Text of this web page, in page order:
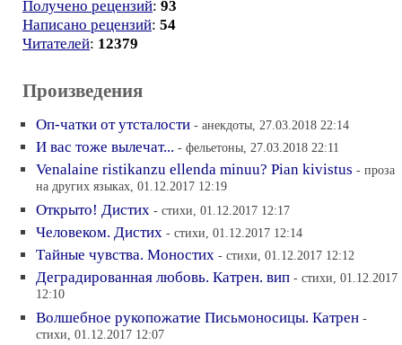
Получено рецензий: 93
Написано рецензий: 54
Читателей: 12379
Произведения
Оп-чатки от утсталости - анекдоты, 27.03.2018 22:14
И вас тоже вылечат... - фельетоны, 27.03.2018 22:11
Venalaine ristikanzu ellenda minuu? Pian kivistus - проза
на других языках, 01.12.2017 12:19
Открыто! Дистих - стихи, 01.12.2017 12:17
Человеком. Дистих - стихи, 01.12.2017 12:14
Тайные чувства. Моностих - стихи, 01.12.2017 12:12
Деградированная любовь. Катрен. вип - стихи, 01.12.2017
12:10
Волшебное рукопожатие Письмоносицы. Катрен -
стихи, 01.12.2017 12:07